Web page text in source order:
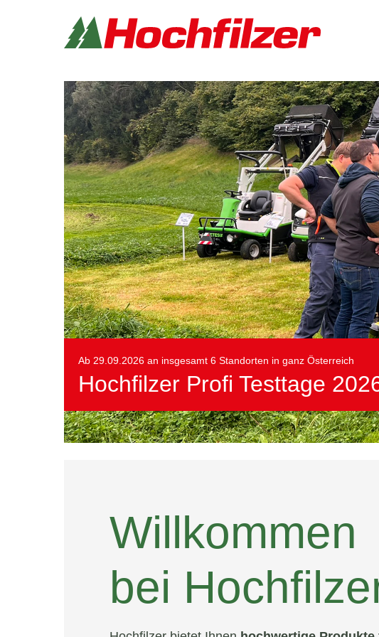
Produkte
Marken
Händlerverzeichnis
Über uns
Kontakt
Infos & Service
Ab 29.09.2026 an insgesamt 6 Standorten in ganz Österreich
Hochfilzer Profi Testtage
Willkommen
bei